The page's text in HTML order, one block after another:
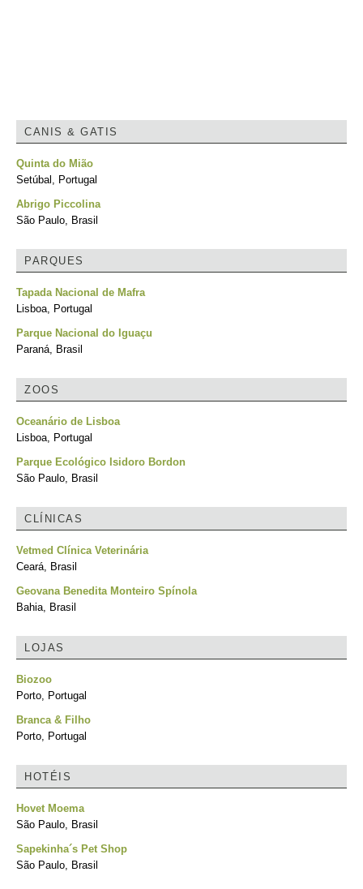
CANIS & GATIS
Quinta do Mião
Setúbal, Portugal
Abrigo Piccolina
São Paulo, Brasil
PARQUES
Tapada Nacional de Mafra
Lisboa, Portugal
Parque Nacional do Iguaçu
Paraná, Brasil
ZOOS
Oceanário de Lisboa
Lisboa, Portugal
Parque Ecológico Isidoro Bordon
São Paulo, Brasil
CLÍNICAS
Vetmed Clínica Veterinária
Ceará, Brasil
Geovana Benedita Monteiro Spínola
Bahia, Brasil
LOJAS
Biozoo
Porto, Portugal
Branca & Filho
Porto, Portugal
HOTÉIS
Hovet Moema
São Paulo, Brasil
Sapekinha´s Pet Shop
São Paulo, Brasil